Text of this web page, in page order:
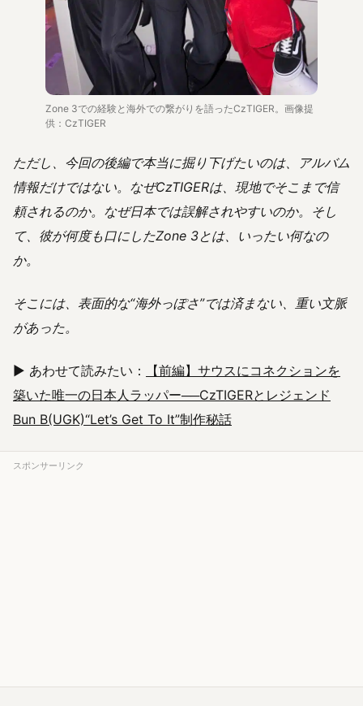
Zone 3での経験と海外での繋がりを語ったCzTIGER。画像提
供：CzTIGER
ただし、今回の後編で本当に掘り下げたいのは、アルバム
情報だけではない。なぜCzTIGERは、現地でそこまで信
頼されるのか。なぜ日本では誤解されやすいのか。そし
て、彼が何度も口にしたZone 3とは、いったい何なの
か。
そこには、表面的な“海外っぽさ”では済まない、重い文脈
があった。
▶ あわせて読みたい：
【前編】サウスにコネクションを
築いた唯一の日本人ラッパー──CzTIGERとレジェンド
Bun B(UGK)“Let’s Get To It”制作秘話
スポンサーリンク